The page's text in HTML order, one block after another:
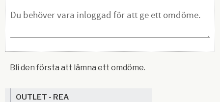
Bli den första att lämna ett omdöme.
OUTLET - REA